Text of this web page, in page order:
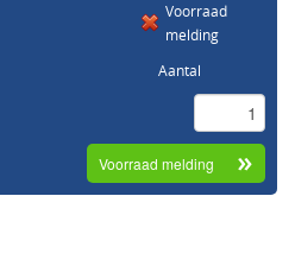
Voorraad
melding
Aantal